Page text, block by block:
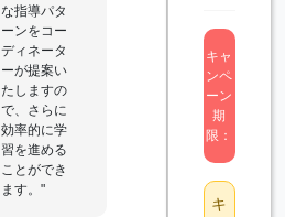
な指導パタ
ーンをコー
ディネータ
ーが提案い
たしますの
で、さらに
効率的に学
習を進める
ことができ
ます。"
キャ
ンペ
ーン
期
限：
キ